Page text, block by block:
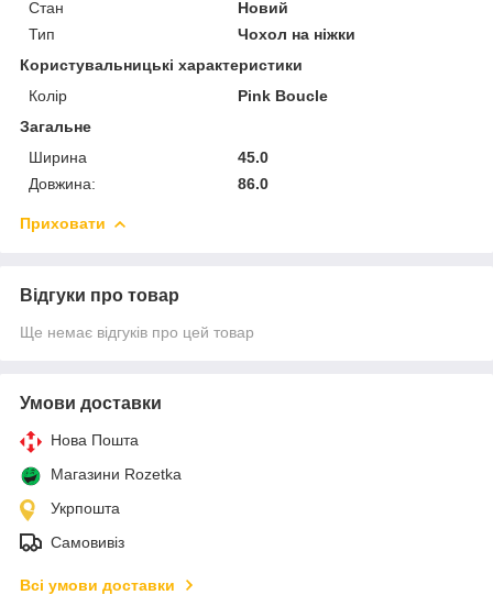
Стан
Новий
Тип
Чохол на ніжки
Користувальницькі характеристики
Колір
Pink Boucle
Загальне
Ширина
45.0
Довжина:
86.0
Приховати
Відгуки про товар
Ще немає відгуків про цей товар
Умови доставки
Нова Пошта
Магазини Rozetka
Укрпошта
Самовивіз
Всі умови доставки